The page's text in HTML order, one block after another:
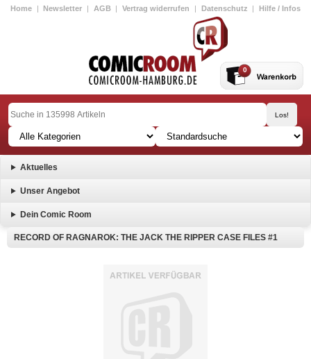
Home | Newsletter | AGB | Vertrag widerrufen | Datenschutz | Hilfe / Infos
0
Aktuelles
Unser Angebot
Dein Comic Room
RECORD OF RAGNAROK: THE JACK THE RIPPER CASE FILES #1